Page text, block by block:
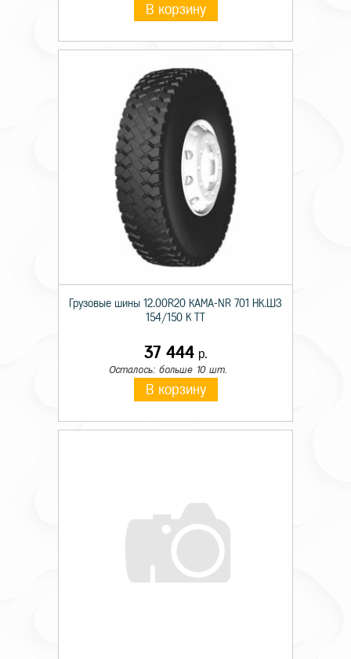
В корзину
Грузовые шины 12.00R20 КАМА-NR 701 НК.ШЗ
154/150 K TT
37 444р.
Осталось: больше 10 шт.
В корзину